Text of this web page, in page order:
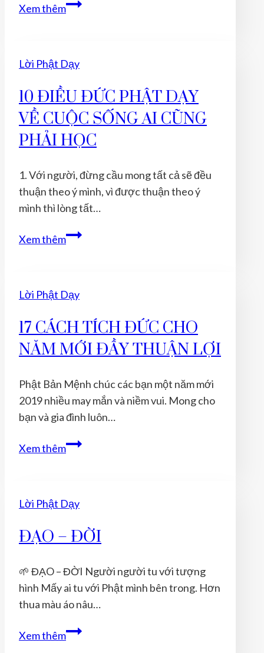
Xem thêmLỄ
–
LỄ
LỚN
CỦA
ĐẠO
PHẬT
Lời Phật Dạy
10 ĐIỀU ĐỨC PHẬT DẠY
VỀ CUỘC SỐNG AI CŨNG
PHẢI HỌC
1. Với người, đừng cầu mong tất cả sẽ đều
thuận theo ý mình, vì được thuận theo ý
mình thì lòng tất…
Xem thêm10
DẠY
CUỘC
SỐNG
CŨNG
PHẢI
HỌC
Lời Phật Dạy
17 CÁCH TÍCH ĐỨC CHO
NĂM MỚI ĐẦY THUẬN LỢI
Phật Bản Mệnh chúc các bạn một năm mới
2019 nhiều may mắn và niềm vui. Mong cho
bạn và gia đình luôn…
Xem thêm17
CHO
NĂM
MỚI
THUẬN
LỢI
Lời Phật Dạy
ĐẠO – ĐỜI
🌱 ĐẠO – ĐỜI Người người tu với tượng
hình Mấy ai tu với Phật mình bên trong. Hơn
thua màu áo nâu…
Xem thêmĐẠO